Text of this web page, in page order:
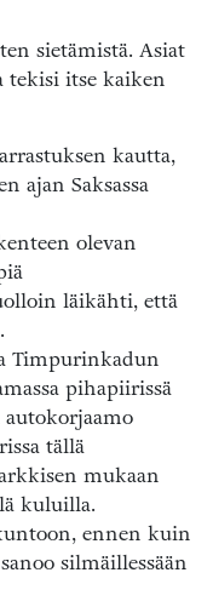
sietämistä. Asiat
tekisi itse kaiken
kautta,
ajan Saksassa
olevan
läikähti, että
Timpurinkadun
pihapiirissä
tällä
mukaan
kuluilla.
ennen kuin
silmäillessään